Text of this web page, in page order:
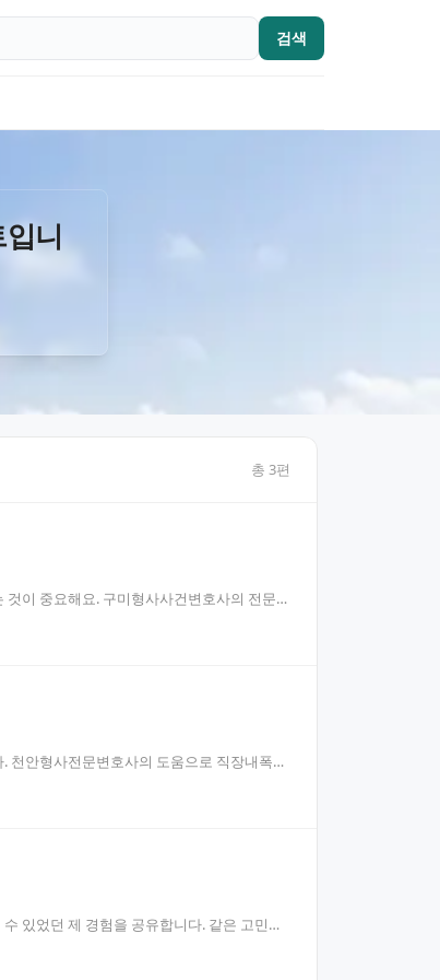
검색
니
총 3편
이 중요해요. 구미형사사건변호사의 전문적
천안형사전문변호사의 도움으로 직장내폭언
있었던 제 경험을 공유합니다. 같은 고민을